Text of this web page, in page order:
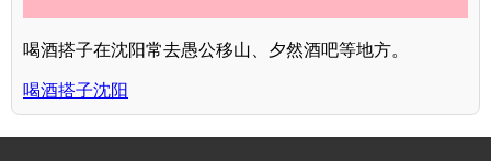
喝酒搭子在沈阳常去愚公移山、夕然酒吧等地方。
喝酒搭子沈阳